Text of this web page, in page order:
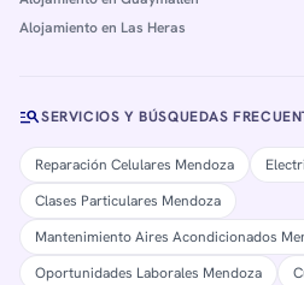
Alojamiento en Las Heras
manage_searchSERVICIOS Y BÚSQUEDAS
Reparación Celulares Mendoza
Clases Particulares Mendoza
Mantenimiento Aires Acondicionados
Oportunidades Laborales Mendoza